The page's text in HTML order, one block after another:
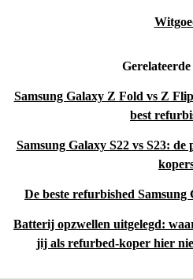
Samsung Galaxy Z Fold vs Z
best
Samsung Galaxy S22 vs S23:
De beste refurbished Samsung
Batterij opzwellen uitgelegd:
jij als refurbed-koper hier